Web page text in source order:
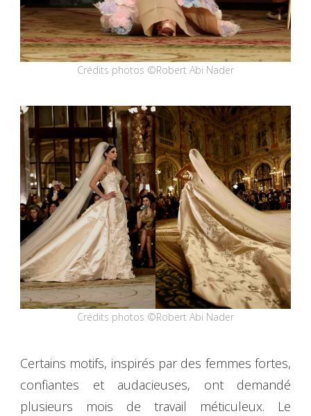
Crédits photos ©Robert Abi Nader
Crédits photos ©Robert Abi Nader
Certains motifs, inspirés par des femmes fortes,
confiantes et audacieuses, ont demandé
plusieurs mois de travail méticuleux. Le